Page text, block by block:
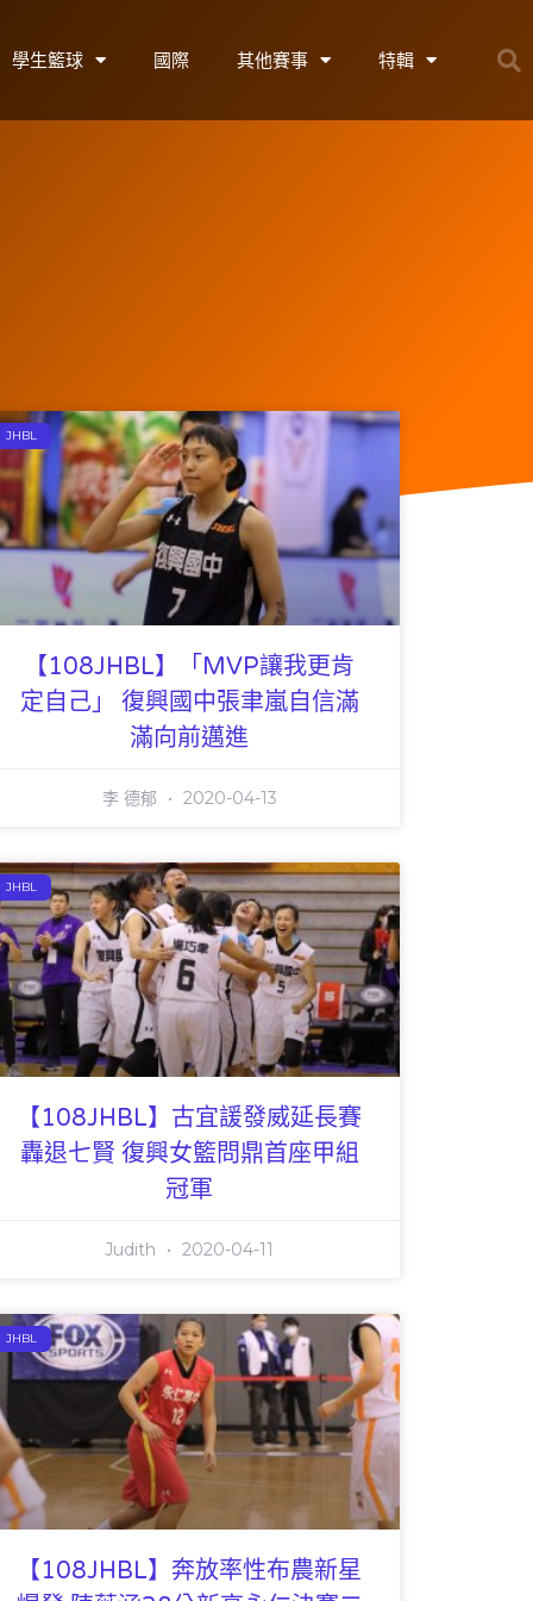
學生籃球 國際 其他賽事 特輯
JHBL
【108JHBL】「MVP讓我更肯
定自己」 復興國中張聿嵐自信滿
滿向前邁進
李 德郁 2020-04-13
JHBL
【108JHBL】古宜諼發威延長賽
轟退七賢 復興女籃問鼎首座甲組
冠軍
Judith 2020-04-11
JHBL
【108JHBL】奔放率性布農新星